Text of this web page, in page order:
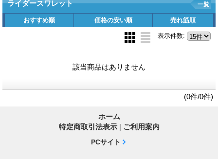
ライダースワレット
一覧
おすすめ順 価格の安い順 売れ筋順
表示件数:
該当商品はありません
(0件/0件)
ホーム
特定商取引法表示 | ご利用案内
PCサイト